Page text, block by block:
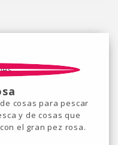
cosas para pescar
y de cosas que
el gran pez rosa.